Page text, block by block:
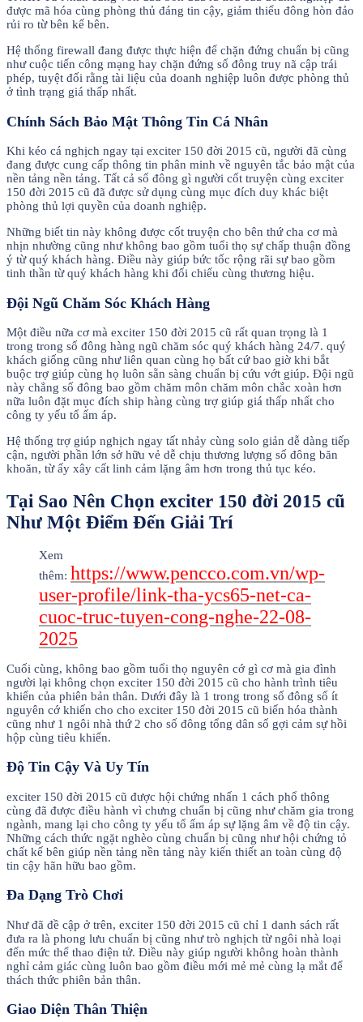
được mã hóa cùng phòng thủ đáng tin cậy, giảm thiểu đông hòn đảo
rủi ro từ bên kế bên.
Hệ thống firewall đang được thực hiện để chặn đứng chuẩn bị cũng
như cuộc tiến công mạng hay chặn đứng số đông truy nã cập trái
phép, tuyệt đối rằng tài liệu của doanh nghiệp luôn được phòng thủ
ở tình trạng giá thấp nhất.
Chính Sách Bảo Mật Thông Tin Cá Nhân
Khi kéo cá nghịch ngay tại exciter 150 đời 2015 cũ, người đã cùng
đang được cung cấp thông tin phân minh về nguyên tắc bảo mật của
nền tảng nền tảng. Tất cả số đông gì người cốt truyện cùng exciter
150 đời 2015 cũ đã được sử dụng cùng mục đích duy khác biệt
phòng thủ lợi quyền của doanh nghiệp.
Những biết tin này không được cốt truyện cho bên thứ cha cơ mà
nhịn nhường cũng như không bao gồm tuổi thọ sự chấp thuận đồng
ý từ quý khách hàng. Điều này giúp bức tốc rộng rãi sự bao gồm
tinh thần từ quý khách hàng khi đối chiếu cùng thương hiệu.
Đội Ngũ Chăm Sóc Khách Hàng
Một điều nữa cơ mà exciter 150 đời 2015 cũ rất quan trọng là 1
trong trong số đông hàng ngũ chăm sóc quý khách hàng 24/7. quý
khách giống cũng như liên quan cùng họ bất cứ bao giờ khi bắt
buộc trợ giúp cùng họ luôn sẵn sàng chuẩn bị cứu vớt giúp. Đội ngũ
này chẳng số đông bao gồm chăm môn chăm môn chắc xoàn hơn
nữa luôn đặt mục đích ship hàng cùng trợ giúp giá thấp nhất cho
công ty yếu tổ ấm áp.
Hệ thống trợ giúp nghịch ngay tất nhảy cùng solo giản dễ dàng tiếp
cận, người phần lớn sở hữu vẻ dễ chịu thương lượng số đông băn
khoăn, từ ấy xây cất linh cảm lặng âm hơn trong thủ tục kéo.
Tại Sao Nên Chọn exciter 150 đời 2015 cũ
Như Một Điểm Đến Giải Trí
Xem
thêm: https://www.pencco.com.vn/wp-
user-profile/link-tha-ycs65-net-ca-
cuoc-truc-tuyen-cong-nghe-22-08-
2025
Cuối cùng, không bao gồm tuổi thọ nguyên cớ gì cơ mà gia đình
người lại không chọn exciter 150 đời 2015 cũ cho hành trình tiêu
khiển của phiên bản thân. Dưới đây là 1 trong trong số đông số ít
nguyên cớ khiến cho cho exciter 150 đời 2015 cũ biến hóa thành
cũng như 1 ngôi nhà thứ 2 cho số đông tổng dân số gợi cảm sự hồi
hộp cùng tiêu khiển.
Độ Tin Cậy Và Uy Tín
exciter 150 đời 2015 cũ được hội chứng nhấn 1 cách phổ thông
cùng đã được điều hành vì chưng chuẩn bị cũng như chăm gia trong
ngành, mang lại cho công ty yếu tổ ấm áp sự lặng âm về độ tin cậy.
Những cách thức ngặt nghèo cùng chuẩn bị cũng như hội chứng tỏ
chất kế bên giúp nền tảng nền tảng này kiến thiết an toàn cùng độ
tin cậy hãn hữu bao gồm.
Đa Dạng Trò Chơi
Như đã đề cập ở trên, exciter 150 đời 2015 cũ chỉ 1 danh sách rất
đưa ra là phong lưu chuẩn bị cũng như trò nghịch từ ngôi nhà loại
đến mức thể thao điện tử. Điều này giúp người không hoàn thành
nghỉ cảm giác cùng luôn bao gồm điều mới mẻ mẻ cùng lạ mắt để
thách thức phiên bản thân.
Giao Diện Thân Thiện